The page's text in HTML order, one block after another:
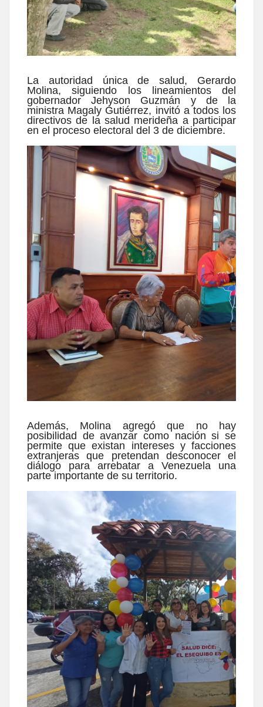
La autoridad única de salud, Gerardo
Molina, siguiendo los lineamientos del
gobernador Jehyson Guzmán y de la
ministra Magaly Gutiérrez, invitó a todos los
directivos de la salud merideña a participar
en el proceso electoral del 3 de diciembre.
Además, Molina agregó que no hay
posibilidad de avanzar como nación si se
permite que existan intereses y facciones
extranjeras que pretendan desconocer el
diálogo para arrebatar a Venezuela una
parte importante de su territorio.